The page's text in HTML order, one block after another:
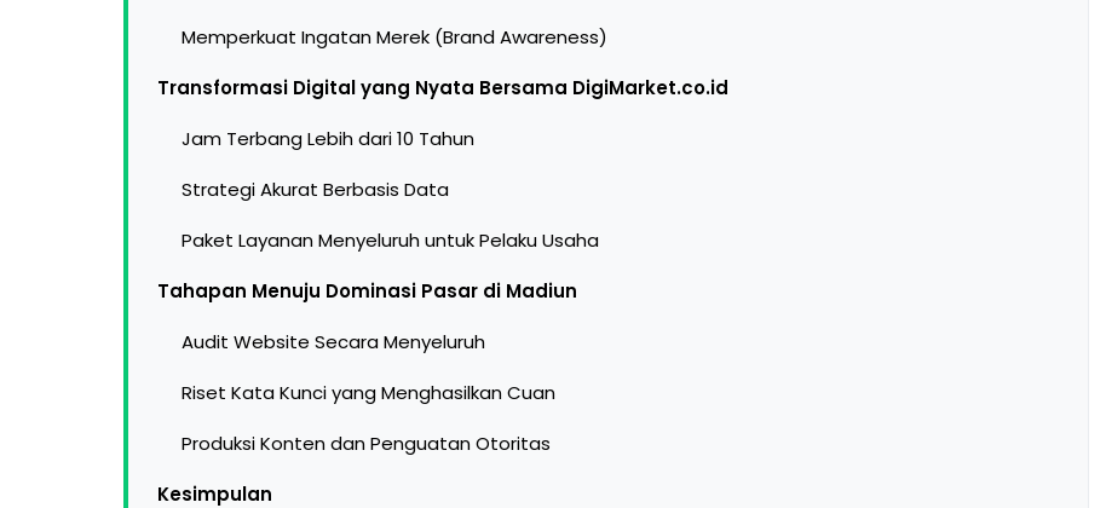
Memperkuat Ingatan Merek (Brand Awareness)
Transformasi Digital yang Nyata Bersama DigiMarket.co.id
Jam Terbang Lebih dari 10 Tahun
Strategi Akurat Berbasis Data
Paket Layanan Menyeluruh untuk Pelaku Usaha
Tahapan Menuju Dominasi Pasar di Madiun
Audit Website Secara Menyeluruh
Riset Kata Kunci yang Menghasilkan Cuan
Produksi Konten dan Penguatan Otoritas
Kesimpulan